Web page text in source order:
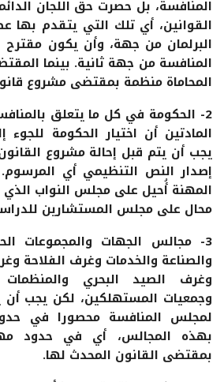
المنافسة، بل حصرت حق اللجان
القوانين، أي تلك التي يتقدم بها
البرلمان من جهة، وأن يكون مقترح
المنافسة من جهة ثانية. بينما
المحاماة منظمة بمقتضى مشروع
2- الحكومة في كل ما يتعلق
المادتين أن اختيار الحكومة
يجب أن يتم قبل إحالة مشروع
إصدار النص التنظيمي أي
المهنة أُحيل على مجلس النواب
محال على مجلس المستشارين
3- مجالس الجهات والمجموعات
والصناعة والخدمات وغرف الفلاحة
وغرف الصيد البحري والمنظمات
وجمعيات المستهلكين، لكن يجب
لمجلس المنافسة محصورا في
بهذه المجالس، أي في حدود
بمقتضى القانون المحدث لها.